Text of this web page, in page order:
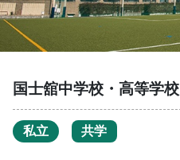
国士舘中学校・高等学校
私立 共学